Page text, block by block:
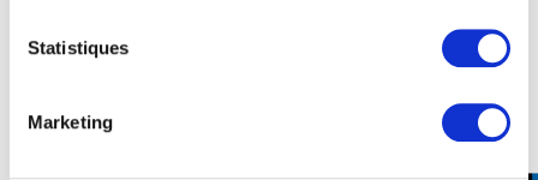
Statistiques
Marketing
Nos accréditations et
partenaires institutionnels